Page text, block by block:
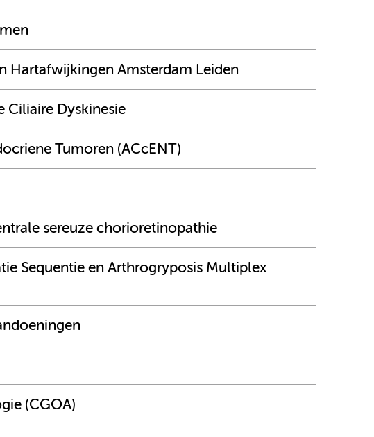
Hartafwijkingen Amsterdam Leiden
Ciliaire Dyskinesie
Tumoren (ACcENT)
sereuze chorioretinopathie
Sequentie en Arthrogryposis Multiplex
(CGOA)